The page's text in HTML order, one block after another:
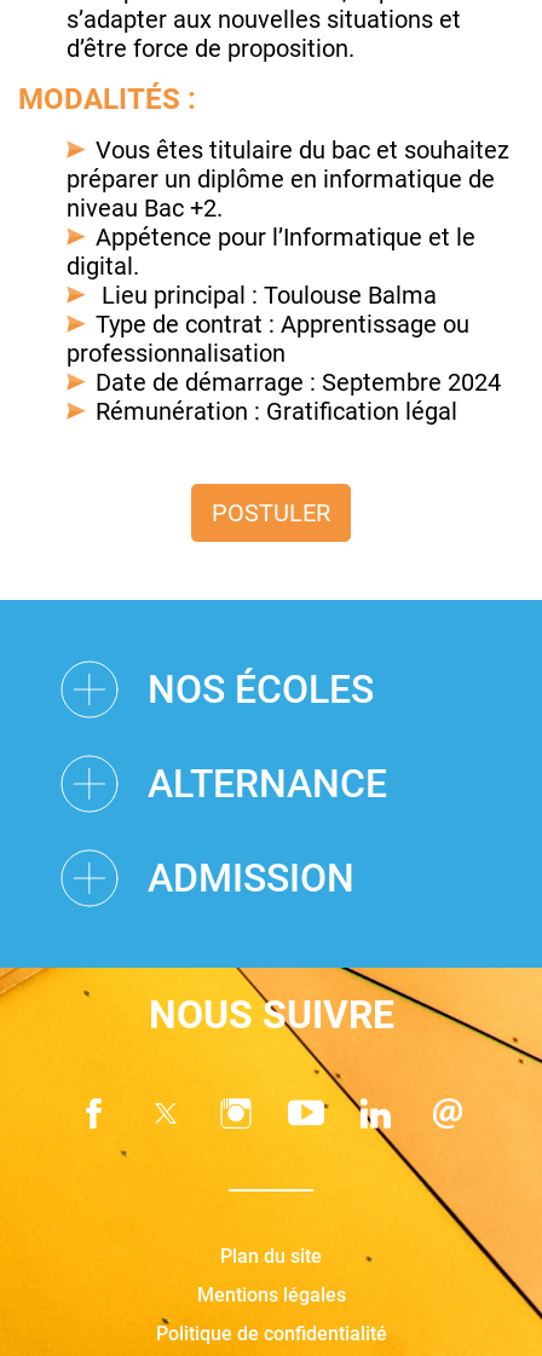
s’adapter aux nouvelles situations et
d’être force de proposition.
MODALITÉS :
Vous êtes titulaire du bac et souhaitez
préparer un diplôme en informatique de
niveau Bac +2.
Appétence pour l’Informatique et le
digital.
Lieu principal : Toulouse Balma
Type de contrat : Apprentissage ou
professionnalisation
Date de démarrage : Septembre 2024
Rémunération : Gratification légal
POSTULER
NOS ÉCOLES
ALTERNANCE
ADMISSION
NOUS SUIVRE
Plan du site
Mentions légales
Politique de confidentialité